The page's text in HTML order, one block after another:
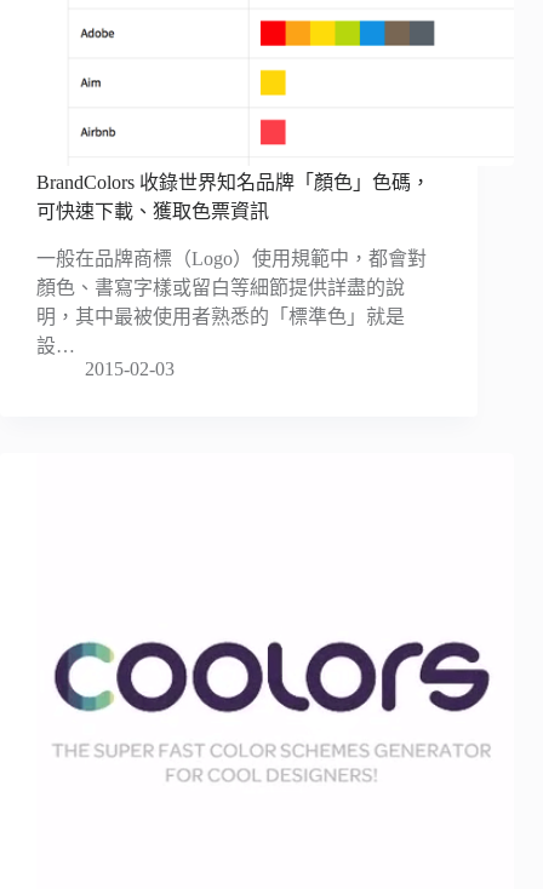
BrandColors 收錄世界知名品牌「顏色」色碼，
可快速下載、獲取色票資訊
一般在品牌商標（Logo）使用規範中，都會對
顏色、書寫字樣或留白等細節提供詳盡的說
明，其中最被使用者熟悉的「標準色」就是
設…
2015-02-03